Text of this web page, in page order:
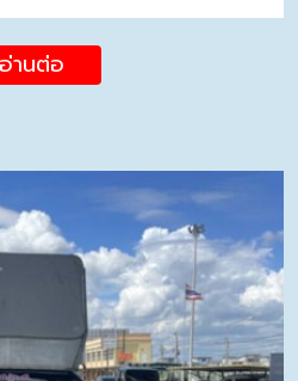
อ่านต่อ